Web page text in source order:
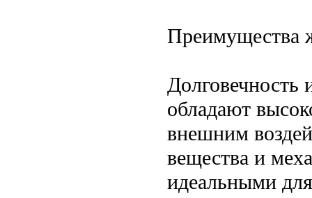
Преимущества
Долговечность
обладают
внешним
вещества и
идеальными